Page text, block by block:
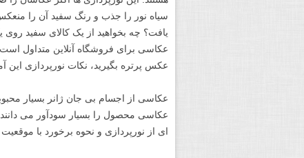
سیاه نور را جذب و رنگ سفید آن را
یافت؟ چه بخواهید از یک کالای سفید
عکاسی برای فروشگاه آنلاین متداول
عکس پرتره بگیرید، نکات نورپردازی
عکاسی از اجسام بی جان ژانر بسیار
عکاسی محصول را بسیار سودآور می
ای از نورپردازی و نحوه برخورد با